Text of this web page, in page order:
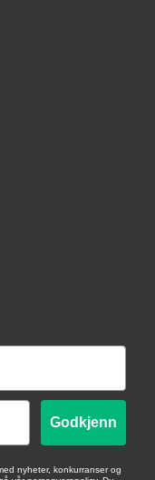
Godkjenn
nyheter, konkurranser og